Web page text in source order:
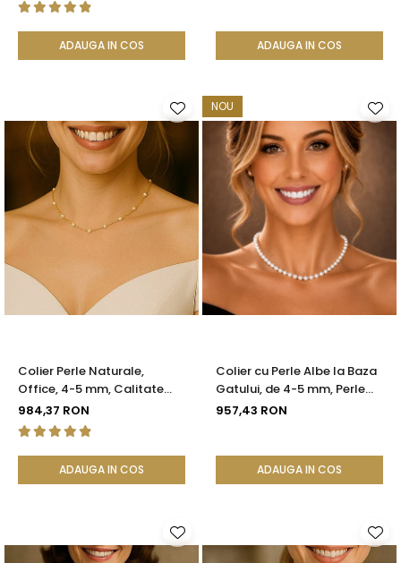
ADAUGA IN COS ADAUGA IN COS
Colier Perle Naturale,
Office, 4-5 mm, Calitate
AAA, Aur 14K | KASKADDA®
984,37 RON
ADAUGA IN COS
NOU
Colier cu Perle Albe la Baza
Gatului, de 4-5 mm, Perle
Rare, Calitate AAA+, Aur 14K
957,43 RON
ADAUGA IN COS